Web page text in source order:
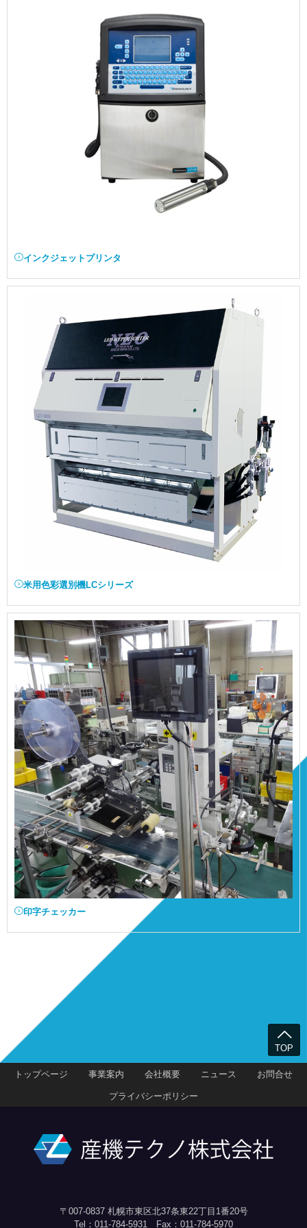
インクジェットプリンタ
米用色彩選別機LCシリーズ
印字チェッカー
TOP
トップページ 事業案内 会社概要 ニュース お問合せ
プライバシーポリシー
〒007-0837 札幌市東区北37条東22丁目1番20号
Tel：011-784-5931 Fax：011-784-5970